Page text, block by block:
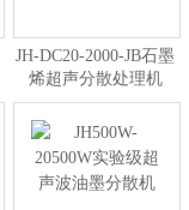
JH-DC20-2000-JB石墨
烯超声分散处理机